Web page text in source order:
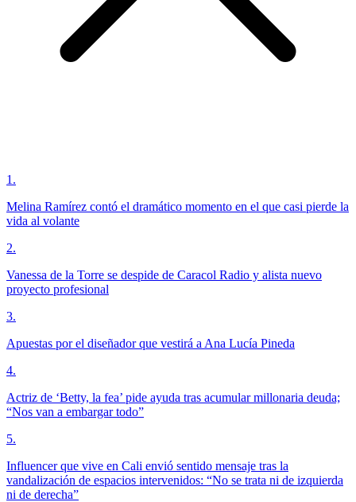
1 .
Melina Ramírez contó el dramático momento en el que casi pierde la
vida al volante
2.
Vanessa de la Torre se despide de Caracol Radio y alista nuevo
proyecto profesional
3.
Apuestas por el diseñador que vestirá a Ana Lucía Pineda
4.
Actriz de ‘Betty, la fea’ pide ayuda tras acumular millonaria deuda;
“Nos van a embargar todo”
5.
Influencer que vive en Cali envió sentido mensaje tras la
vandalización de espacios intervenidos: “No se trata ni de izquierda
ni de derecha”